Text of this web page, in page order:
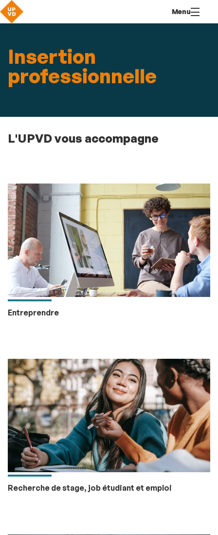
contenu
Menu
Insertion
professionnelle
L'UPVD vous accompagne
Entreprendre
Recherche de stage, job étudiant et emploi